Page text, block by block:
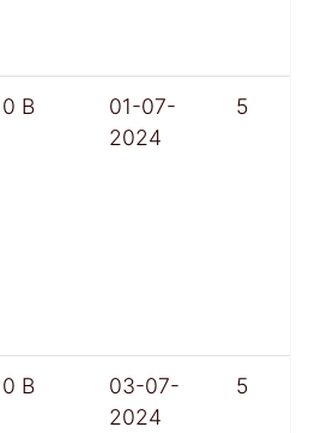
0 B
01-07-
2024
5
0 B
03-07-
2024
5